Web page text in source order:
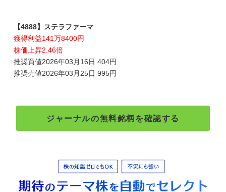
【4888】ステラファーマ
獲得利益141万8400円
株価上昇2.46倍
推奨買値2026年03月16日 404円
推奨売値2026年03月25日 995円
ジャーナルの無料銘柄を確認する